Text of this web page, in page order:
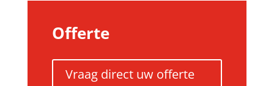
Offerte
Vraag direct uw offerte